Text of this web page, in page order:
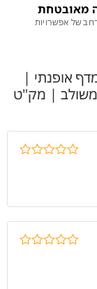
מאובטחת
של אפשרויות
אופנתי |
משולב | מק"ט